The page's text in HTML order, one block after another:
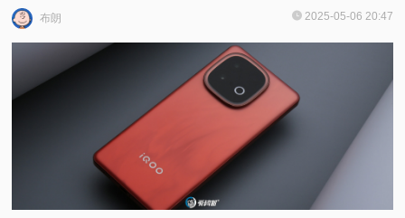
布朗 2025-05-06 20:47